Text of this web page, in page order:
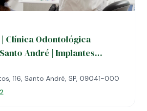
Clínica Odontológica |
André | Implantes
| Clareamento
116, Santo André, SP, 09041-000